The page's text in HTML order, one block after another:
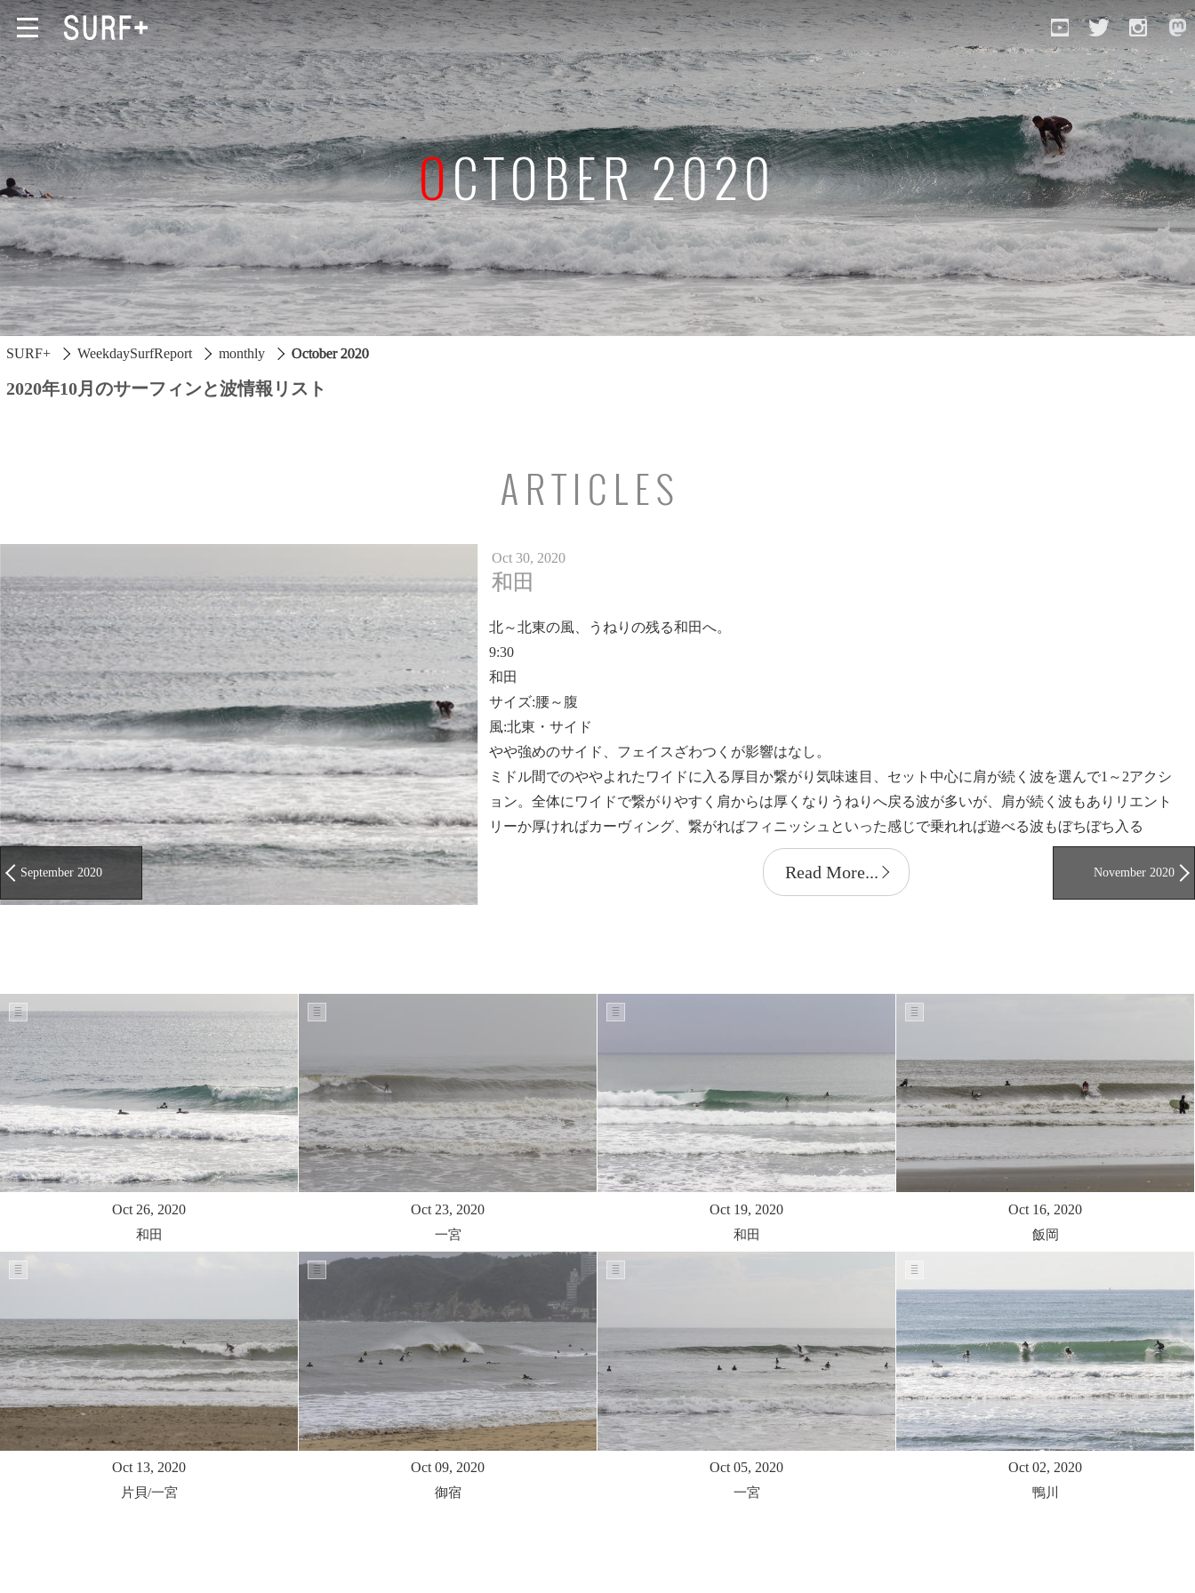
South Ibaraki
North Chiba
South Chiba
Unusually
Video Logs
Monthly Archive
OCTOBER 2020
SURF+ WeekdaySurfReport monthly October 2020
2020年10月のサーフィンと波情報リスト
ARTICLES
Oct 30, 2020
和田
北～北東の風、うねりの残る和田へ。
9:30
和田
サイズ:腰～腹
風:北東・サイド
やや強めのサイド、フェイスざわつくが影響はなし。
ミドル間でのややよれたワイドに入る厚目か繋がり気味速目、セット中心に肩が続く波を選んで1～2アクシ
ョン。全体にワイドで繋がりやすく肩からは厚くなりうねりへ戻る波が多いが、肩が続く波もありリエント
リーか厚ければカーヴィング、繋がればフィニッシュといった感じで乗れれば遊べる波もぼちぼち入る
Read More...
Oct 26, 2020
和田
Oct 23, 2020
一宮
Oct 19, 2020
和田
Oct 16, 2020
飯岡
Oct 13, 2020
片貝/一宮
Oct 09, 2020
御宿
Oct 05, 2020
一宮
Oct 02, 2020
鴨川
September 2020 November 2020